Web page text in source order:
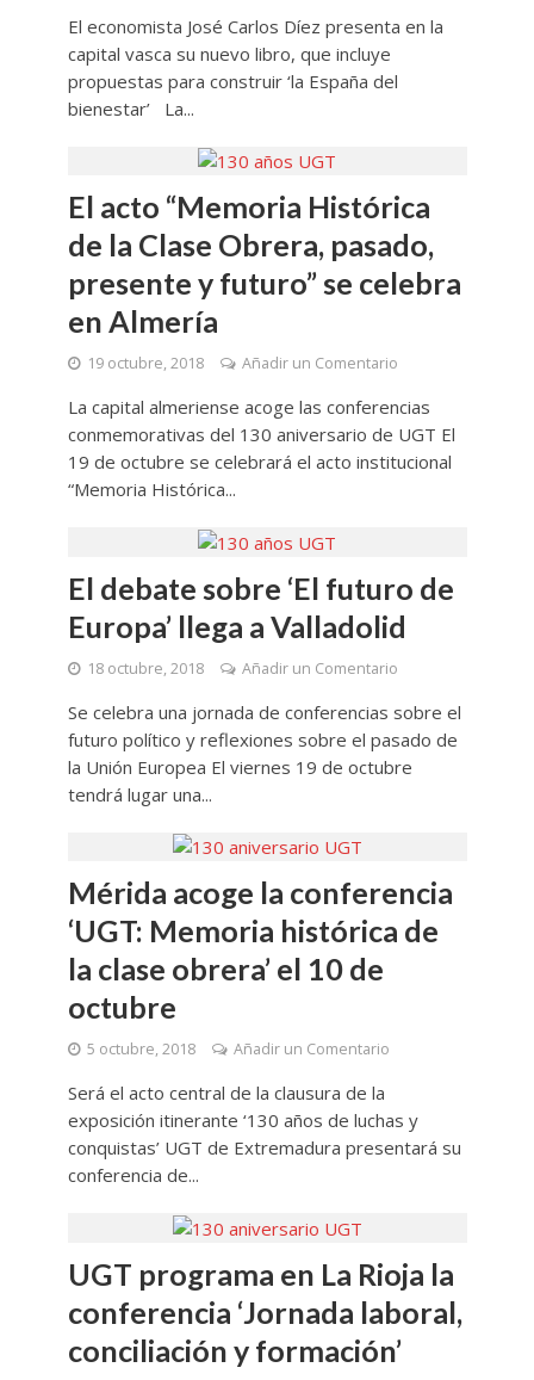
El economista José Carlos Díez presenta en la
capital vasca su nuevo libro, que incluye
propuestas para construir ‘la España del
bienestar’ La...
El acto “Memoria Histórica
de la Clase Obrera, pasado,
presente y futuro” se celebra
en Almería
19 octubre, 2018 Añadir un Comentario
La capital almeriense acoge las conferencias
conmemorativas del 130 aniversario de UGT El
19 de octubre se celebrará el acto institucional
“Memoria Histórica...
El debate sobre ‘El futuro de
Europa’ llega a Valladolid
18 octubre, 2018 Añadir un Comentario
Se celebra una jornada de conferencias sobre el
futuro político y reflexiones sobre el pasado de
la Unión Europea El viernes 19 de octubre
tendrá lugar una...
Mérida acoge la conferencia
‘UGT: Memoria histórica de
la clase obrera’ el 10 de
octubre
5 octubre, 2018 Añadir un Comentario
Será el acto central de la clausura de la
exposición itinerante ‘130 años de luchas y
conquistas’ UGT de Extremadura presentará su
conferencia de...
UGT programa en La Rioja la
conferencia ‘Jornada laboral,
conciliación y formación’